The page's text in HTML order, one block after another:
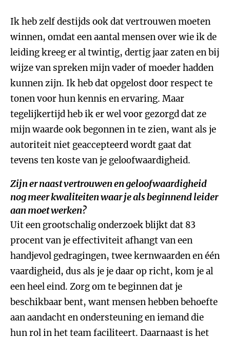
Ik heb zelf destijds ook dat vertrouwen moeten
winnen, omdat een aantal mensen over wie ik de
leiding kreeg er al twintig, dertig jaar zaten en bij
wijze van spreken mijn vader of moeder hadden
kunnen zijn. Ik heb dat opgelost door respect te
tonen voor hun kennis en ervaring. Maar
tegelijkertijd heb ik er wel voor gezorgd dat ze
mijn waarde ook begonnen in te zien, want als je
autoriteit niet geaccepteerd wordt gaat dat
tevens ten koste van je geloofwaardigheid.
Zijn er naast vertrouwen en geloofwaardigheid
nog meer kwaliteiten waar je als beginnend leider
aan moet werken?
Uit een grootschalig onderzoek blijkt dat 83
procent van je effectiviteit afhangt van een
handjevol gedragingen, twee kernwaarden en één
vaardigheid, dus als je je daar op richt, kom je al
een heel eind. Zorg om te beginnen dat je
beschikbaar bent, want mensen hebben behoefte
aan aandacht en ondersteuning en iemand die
hun rol in het team faciliteert. Daarnaast is het